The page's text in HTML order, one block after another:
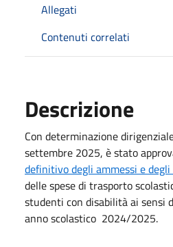
Allegati
Contenuti correlati
Descrizione
Con determinazione
settembre 2025, è stato
definitivo degli ammessi e degli
delle spese di trasporto
studenti con disabilità ai sensi
anno scolastico 2024/2025.